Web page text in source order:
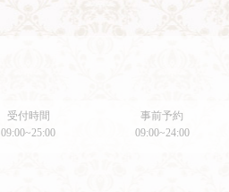
受付時間
09:00~25:00
事前予約
09:00~24:00